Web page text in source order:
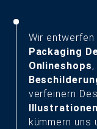
Wir entwerfen
Packaging
Onlineshops
verfeinern
Illustrationen
kümmern